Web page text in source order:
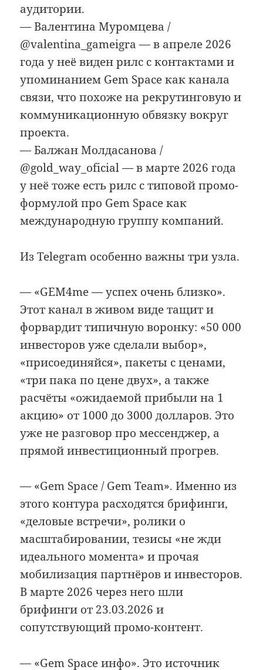
аудитории.
— Валентина Муромцева /
@valentina_gameigra — в апреле 2026
года у неё виден рилс с контактами и
упоминанием Gem Space как канала
связи, что похоже на рекрутинговую и
коммуникационную обвязку вокруг
проекта.
— Балжан Молдасанова /
@gold_way_oficial — в марте 2026 года
у неё тоже есть рилс с типовой промо-
формулой про Gem Space как
международную группу компаний.
Из Telegram особенно важны три узла.
— «GEM4me — успех очень близко».
Этот канал в живом виде тащит и
форвардит типичную воронку: «50 000
инвесторов уже сделали выбор»,
«присоединяйся», пакеты с ценами,
«три пака по цене двух», а также
расчёты «ожидаемой прибыли на 1
акцию» от 1000 до 3000 долларов. Это
уже не разговор про мессенджер, а
прямой инвестиционный прогрев.
— «Gem Space / Gem Team». Именно из
этого контура расходятся брифинги,
«деловые встречи», ролики о
масштабировании, тезисы «не жди
идеального момента» и прочая
мобилизация партнёров и инвесторов.
В марте 2026 через него шли
брифинги от 23.03.2026 и
сопутствующий промо-контент.
— «Gem Space инфо». Это источник